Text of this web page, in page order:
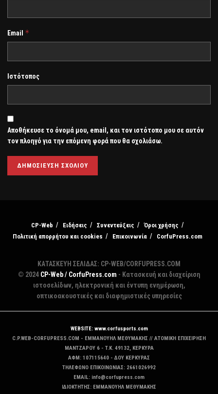
Email *
Ιστότοπος
Αποθήκευσε το όνομά μου, email, και τον ιστότοπο μου σε αυτόν
τον πλοηγό για την επόμενη φορά που θα σχολιάσω.
CP-Web Ειδήσεις Συνεντεύξεις
Όροι χρήσης
Πολιτική απορρήτου και cookies
Επικοινωνία CorfuPress.com
ΚΑΤΑΣΚΕΥΗ ΣΕΛΙΔΑΣ: CP-WEB/CORFUPRESS.COM
© 2024 CP-Web / CorfuPress.com - Κατασκευή και διαχείριση
ιστοσελίδων, ηλεκτρονική και έντυπη ενημέρωση,
οπτικοακουστικές και διαφημιστικές υπηρεσίες
WEBSITE: www.corfusports.com
C.P.WEB-CORFUPRESS.COM - ΕΜΜΑΝΟΥΗΛ ΜΕΘΥΜΑΚΗΣ // ΑΤΟΜΙΚΗ ΕΠΙΧΕΙΡΗΣΗ
MANTZAΡΟΥ 6 - T.K. 49132, ΚΕΡΚΥΡΑ
ΑΦΜ: 107115640 - ΔΟΥ ΚΕΡΚΥΡΑΣ
ΤΗΛΕΦΩΝΟ ΕΠΙΚΟΙΝΩΝΙΑΣ: 2661026992
EMAIL: info@corfupress.com
ΙΔΙΟΚΤΗΤΗΣ: EMMANOYΗΛ ΜΕΘΥΜΑΚΗΣ